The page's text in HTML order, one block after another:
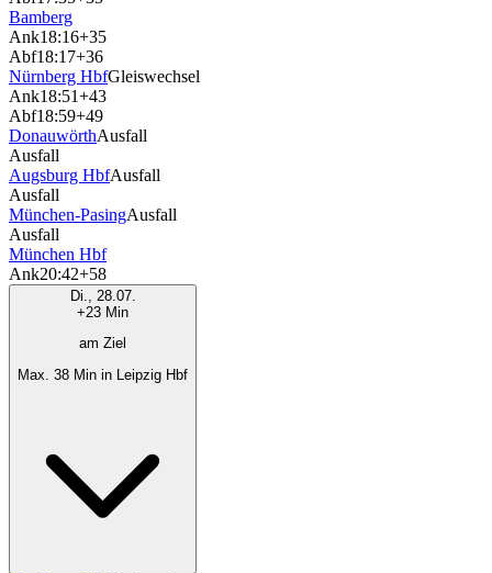
Bamberg
Ank18:16+35
Abf18:17+36
Nürnberg HbfGleiswechsel
Ank18:51+43
Abf18:59+49
DonauwörthAusfall
Ausfall
Augsburg HbfAusfall
Ausfall
München-PasingAusfall
Ausfall
München Hbf
Ank20:42+58
Di., 28.07.
+23 Min
am Ziel
Max. 38 Min in Leipzig Hbf